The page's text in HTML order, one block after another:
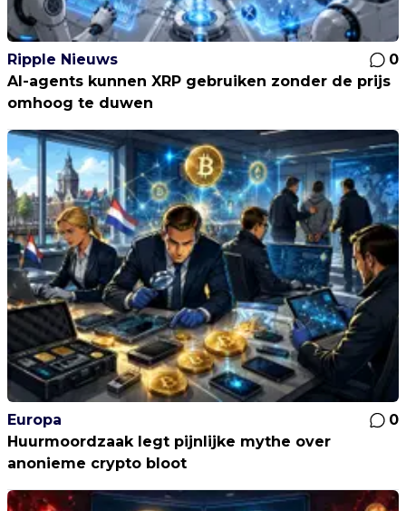
Ripple Nieuws
0
AI-agents kunnen XRP gebruiken zonder de prijs
omhoog te duwen
Europa
0
Huurmoordzaak legt pijnlijke mythe over
anonieme crypto bloot